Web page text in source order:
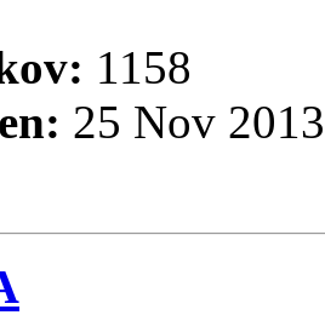
1158
25 Nov